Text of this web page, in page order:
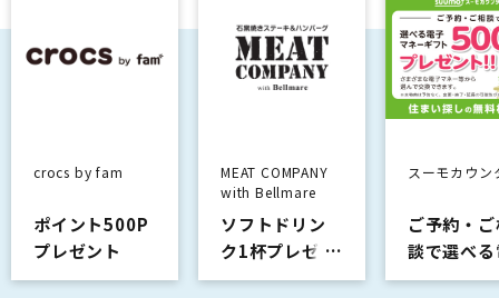
crocs by fam
ポイント500P
プレゼント
MEAT COMPANY
with Bellmare
ソフトドリン
ク1杯プレゼン
ト
スーモカウン
ご予約・
談で選べ
子マネー